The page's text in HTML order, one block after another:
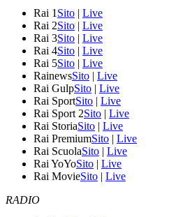
Rai 1 Sito | Live
Rai 2Sito | Live
Rai 3Sito | Live
Rai 4Sito | Live
Rai 5Sito | Live
RainewsSito | Live
Rai GulpSito | Live
Rai SportSito | Live
Rai Sport 2Sito | Live
Rai StoriaSito | Live
Rai PremiumSito | Live
Rai ScuolaSito | Live
Rai YoYoSito | Live
Rai MovieSito | Live
RADIO